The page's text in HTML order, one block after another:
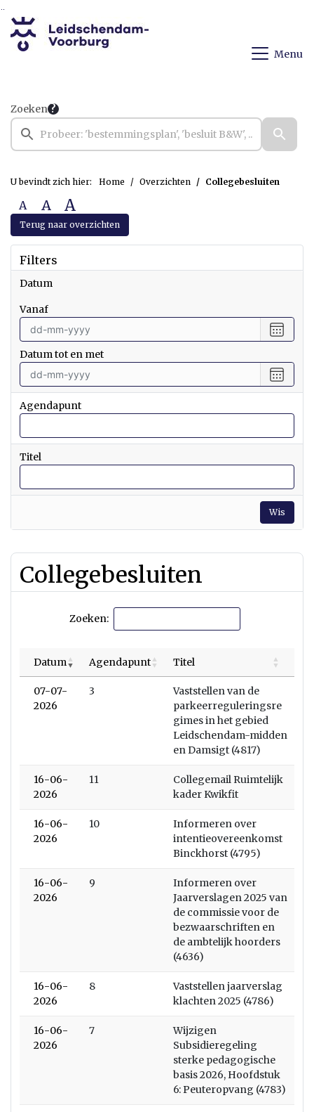
Ga naar de inhoud van deze pagina
Ga naar het zoeken
Ga naar het menu
Menu
Zoeken
U bevindt zich hier: Home Overzichten Collegebesluiten
A A A
Terug naar overzichten
Filters
Datum
vanaf
een
vanaf
Datum tot en met
een
tot
met
Agendapunt
Titel
Wis
Collegebesluiten
Zoeken:
Datum Agendapunt Titel
07-07-
2026
3
Vaststellen van de
parkeerreguleringsre
gimes in het gebied
Leidschendam-midden
en Damsigt (4817)
16-06-
2026
11
Collegemail Ruimtelijk
kader Kwikfit
16-06-
2026
10
Informeren over
intentieovereenkomst
Binckhorst (4795)
16-06-
2026
9
Informeren over
Jaarverslagen 2025 van
de commissie voor de
bezwaarschriften en
de ambtelijk hoorders
(4636)
16-06-
2026
8
Vaststellen jaarverslag
klachten 2025 (4786)
16-06-
2026
7
Wijzigen
Subsidieregeling
sterke pedagogische
basis 2026, Hoofdstuk
6: Peuteropvang (4783)